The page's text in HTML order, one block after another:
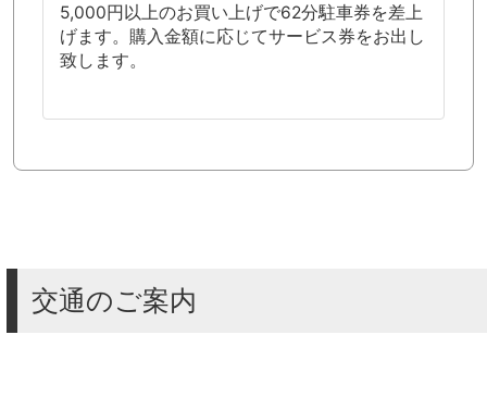
5,000円以上のお買い上げで62分駐車券を差上
げます。購入金額に応じてサービス券をお出し
致します。
交通のご案内